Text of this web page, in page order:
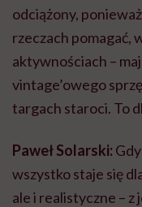
odciążony,
rzeczach pomagać,
aktywnościach –
vintage’owego
targach staroci. To
Paweł Solarski:
wszystko staje się
ale i realistyczne –